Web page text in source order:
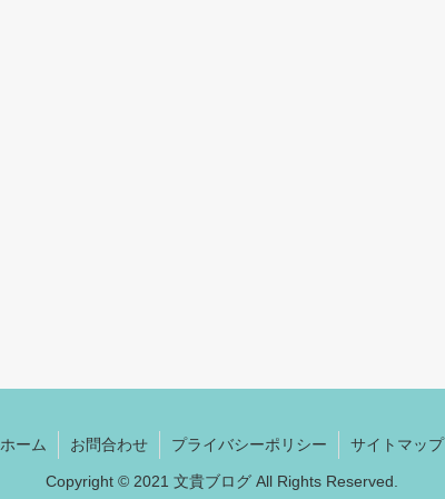
ホーム お問合わせ プライバシーポリシー サイトマップ
Copyright © 2021 文貴ブログ All Rights Reserved.